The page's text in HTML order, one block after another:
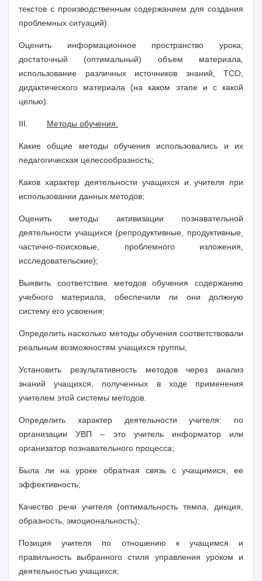
текстов с производственным содержанием для создания
проблемных ситуаций).
Оценить информационное пространство урока;
достаточный (оптимальный) объем материала,
использование различных источников знаний, ТСО,
дидактического материала (на каком этапе и с какой
целью).
III Методы обучения.
Какие общие методы обучения использовались и их
педагогическая целесообразность;
Каков характер деятельности учащихся и учителя при
использовании данных методов;
Оценить методы активизации познавательной
деятельности учащихся (репродуктивные, продуктивные,
частично-поисковые, проблемного изложения,
исследовательские);
Выявить соответствие методов обучения содержанию
учебного материала, обеспечили ли они должную
систему его усвоения;
Определить насколько методы обучения соответствовали
реальным возможностям учащихся группы;
Установить результативность методов через анализ
знаний учащихся, полученных в ходе применения
учителем этой системы методов.
Определить характер деятельности учителя: по
организации УВП – это учитель информатор или
организатор познавательного процесса;
Была ли на уроке обратная связь с учащимися, ее
эффективность;
Качество речи учителя (оптимальность темпа, дикция,
образность, эмоциональность);
Позиция учителя по отношению к учащимся и
правильность выбранного стиля управления уроком и
деятельностью учащихся;